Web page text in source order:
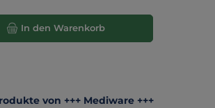
In den Warenkorb
überspringen
von +++ Mediware +++